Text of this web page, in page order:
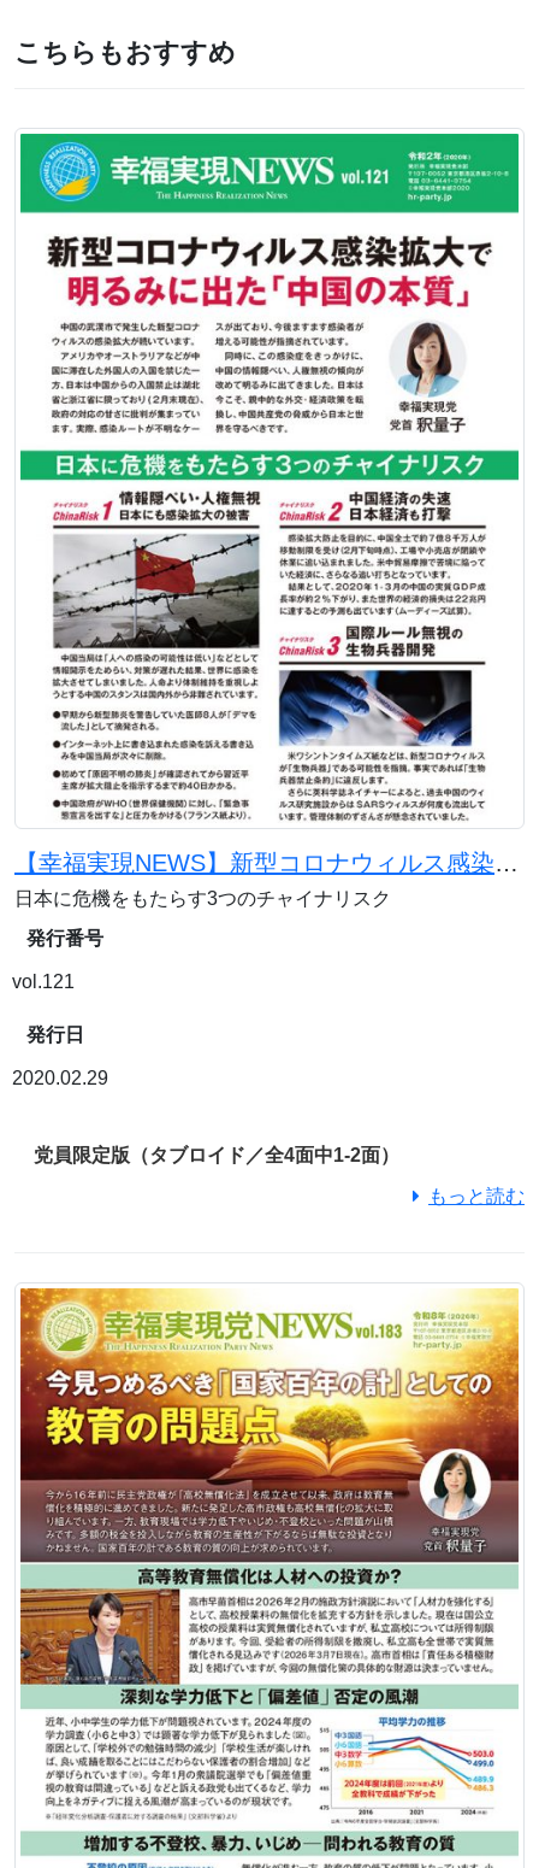
こちらもおすすめ
【幸福実現NEWS】新型コロナウィルス感染拡大で明るみに出た「中国の本質」
日本に危機をもたらす3つのチャイナリスク
発行番号
vol.121
発行日
2020.02.29
党員限定版（タブロイド／全4面中1-2面）
もっと読む